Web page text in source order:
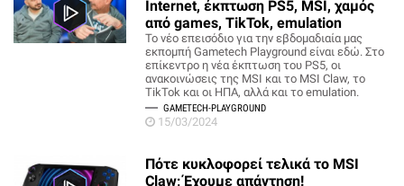
Internet, έκπτωση PS5, MSI, χαμός
από games, TikTok, emulation
Το νέο επεισόδιο για την εβδομαδιαία μας
εκπομπή Gametech Playground είναι εδώ. Στο
επίκεντρο η νέα έκπτωση του PS5, οι
ανακοινώσεις της MSI και το MSI Claw, το
TikTok και οι ΗΠΑ, αλλά και το emulation.
GAMETECH-PLAYGROUND
15/03/2024
Πότε κυκλοφορεί τελικά το MSI
Claw; Έχουμε απάντηση!